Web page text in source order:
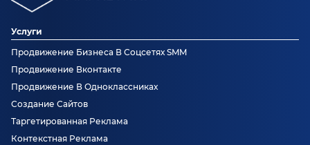
Услуги
Продвижение Бизнеса В Соцсетях SMM
Продвижение Вконтакте
Продвижение В Одноклассниках
Создание Сайтов
Таргетированная Реклама
Контекстная Реклама